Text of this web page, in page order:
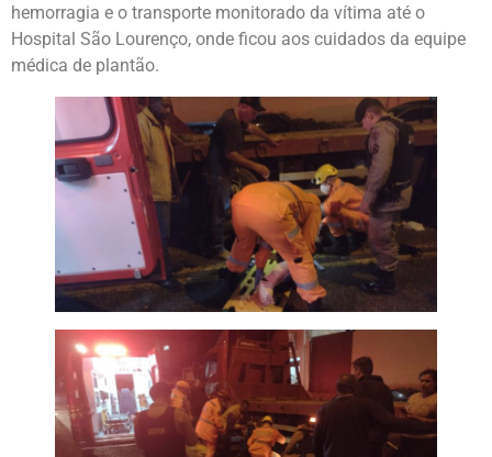
hemorragia e o transporte monitorado da vítima até o
Hospital São Lourenço, onde ficou aos cuidados da equipe
médica de plantão.